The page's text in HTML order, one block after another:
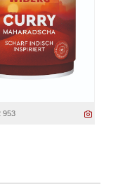
953